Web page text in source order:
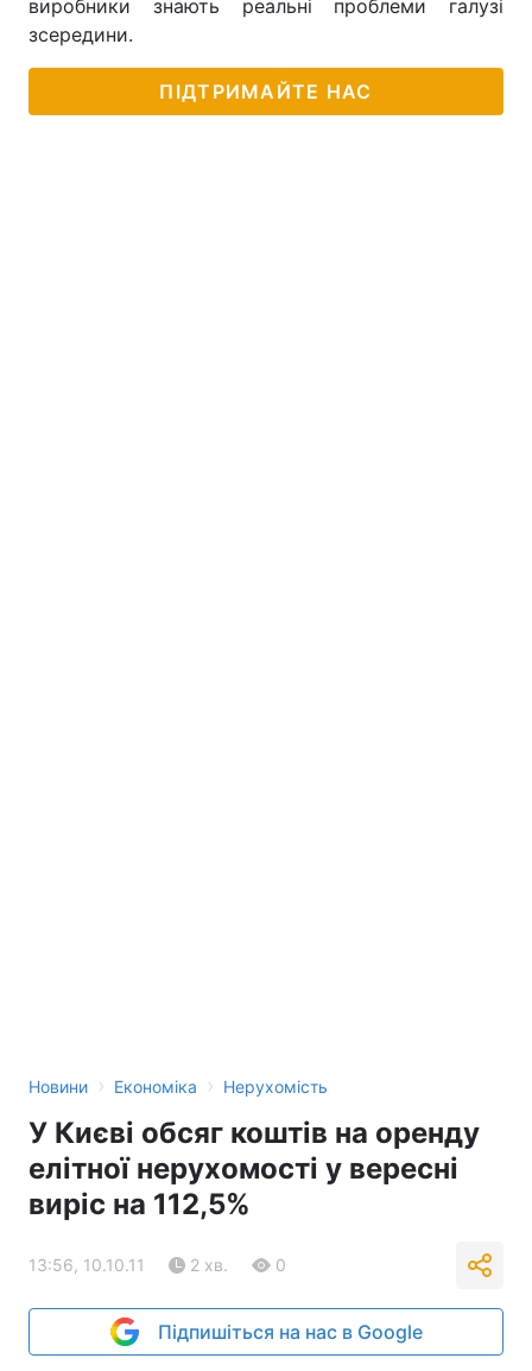
виробники знають реальні проблеми галузі
зсередини.
ПІДТРИМАЙТЕ НАС
Новини › Економіка › Нерухомість
У Києві обсяг коштів на оренду
елітної нерухомості у вересні
виріс на 112,5%
13:56, 10.10.11 2 хв. 0
Підпишіться на нас в Google